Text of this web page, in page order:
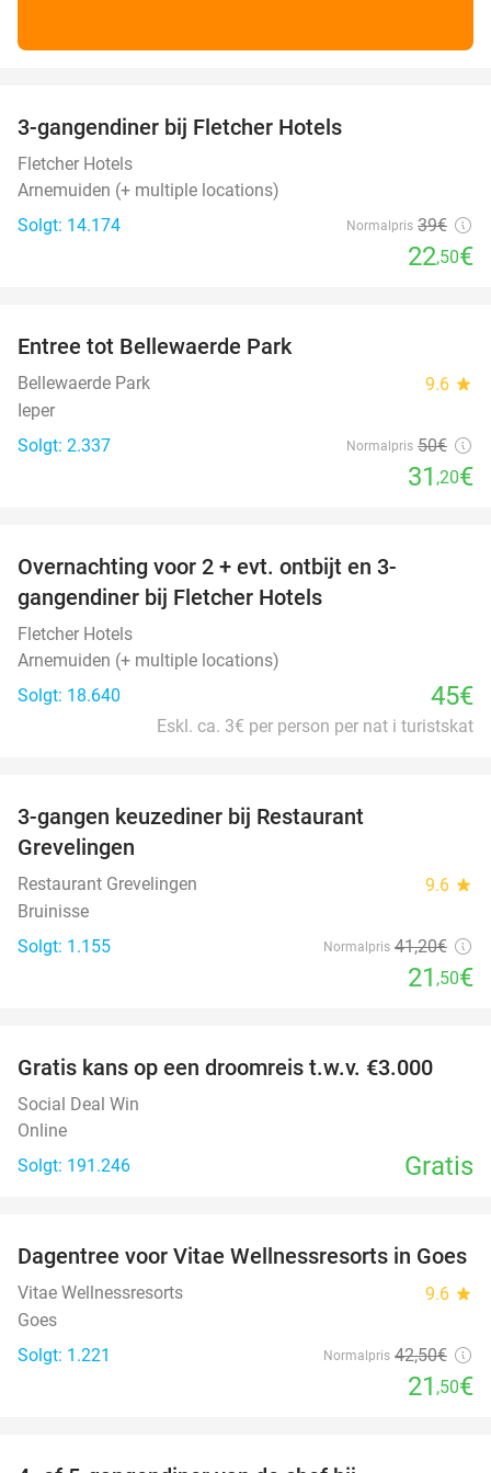
3-gangendiner bij Fletcher Hotels
Fletcher Hotels
Arnemuiden (+ multiple locations)
Solgt: 14.174
Normalpris 39€
22,50€
Entree tot Bellewaerde Park
Bellewaerde Park 9.6 star
Ieper
Solgt: 2.337
Normalpris 50€
31 ,20€
Overnachting voor 2 + evt. ontbijt en 3-
gangendiner bij Fletcher Hotels
Fletcher Hotels
Arnemuiden (+ multiple locations)
Solgt: 18.640
45€
Eskl. ca. 3€ per person per nat i turistskat
3-gangen keuzediner bij Restaurant
Grevelingen
Restaurant Grevelingen 9.6 star
Bruinisse
Solgt: 1.155
Normalpris 41,20€
21 ,50€
Gratis kans op een droomreis t.w.v. €3.000
Social Deal Win
Online
Solgt: 191.246
Gratis
49%
Dagentree voor Vitae Wellnessresorts in Goes
Vitae Wellnessresorts 9.6 star
Goes
Solgt: 1.221
Normalpris 42,50€
21 ,50€